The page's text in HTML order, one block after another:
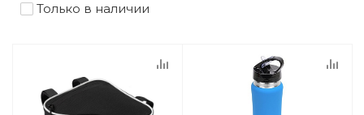
Только в наличии